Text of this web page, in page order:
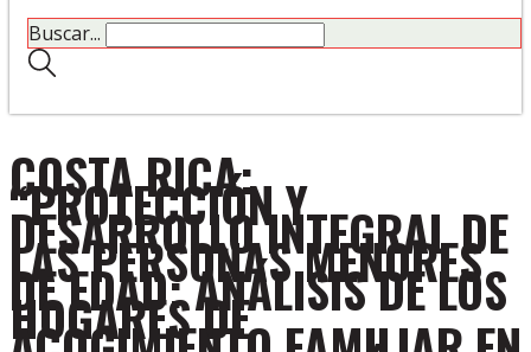
Buscar...
COSTA RICA:
“PROTECCIÓN Y
DESARROLLO INTEGRAL DE
LAS PERSONAS MENORES
DE EDAD: ANÁLISIS DE LOS
HOGARES DE